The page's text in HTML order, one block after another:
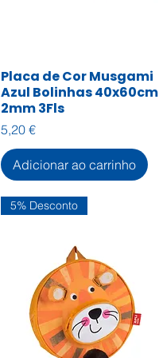
Visualização rápida
Placa de Cor Musgami
Azul Bolinhas 40x60cm
2mm 3Fls
Preço
5,20 €
Adicionar ao carrinho
5% Desconto